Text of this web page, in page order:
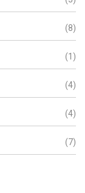
(8)
(1)
(4)
(4)
(7)